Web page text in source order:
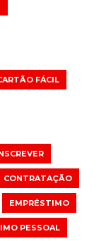
FÁCIL
CONTRATAÇÃO
EMPRÉSTIMO
PESSOAL